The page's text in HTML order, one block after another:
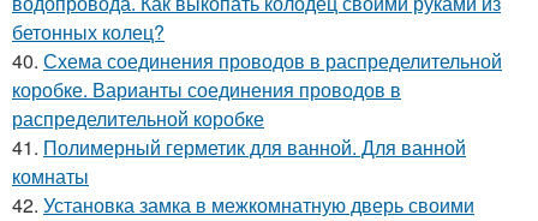
бетонных колец?
40. Схема соединения проводов в распределительной
коробке. Варианты соединения проводов в
распределительной коробке
41. Полимерный герметик для ванной. Для ванной
комнаты
42. Установка замка в межкомнатную дверь своими